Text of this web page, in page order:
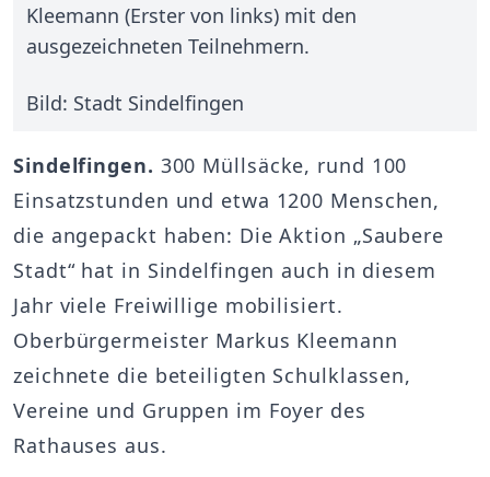
Kleemann (Erster von links) mit den
ausgezeichneten Teilnehmern.
Bild: Stadt Sindelfingen
Sindelfingen. 300 Müllsäcke, rund 100
Einsatzstunden und etwa 1200 Menschen,
die angepackt haben: Die Aktion „Saubere
Stadt“ hat in Sindelfingen auch in diesem
Jahr viele Freiwillige mobilisiert.
Oberbürgermeister Markus Kleemann
zeichnete die beteiligten Schulklassen,
Vereine und Gruppen im Foyer des
Rathauses aus.